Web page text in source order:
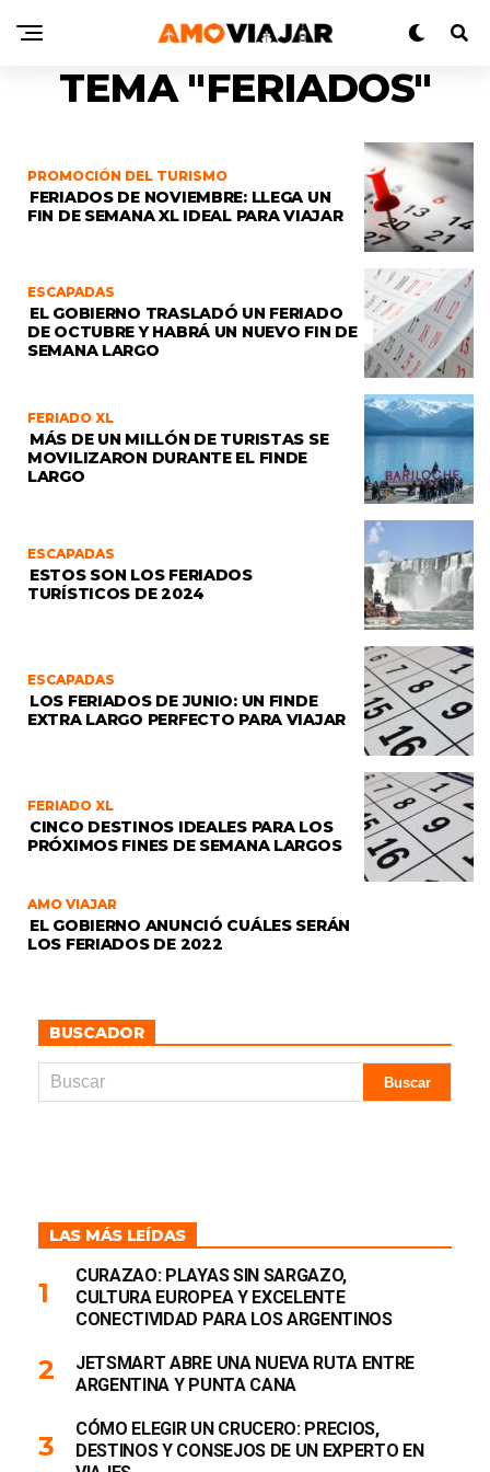
TEMA "FERIADOS"
PROMOCIÓN DEL TURISMO
FERIADOS DE NOVIEMBRE: LLEGA UN
FIN DE SEMANA XL IDEAL PARA VIAJAR
ESCAPADAS
EL GOBIERNO TRASLADÓ UN FERIADO
DE OCTUBRE Y HABRÁ UN NUEVO FIN DE
SEMANA LARGO
FERIADO XL
MÁS DE UN MILLÓN DE TURISTAS SE
MOVILIZARON DURANTE EL FINDE
LARGO
ESCAPADAS
ESTOS SON LOS FERIADOS
TURÍSTICOS DE 2024
ESCAPADAS
LOS FERIADOS DE JUNIO: UN FINDE
EXTRA LARGO PERFECTO PARA VIAJAR
FERIADO XL
CINCO DESTINOS IDEALES PARA LOS
PRÓXIMOS FINES DE SEMANA LARGOS
AMO VIAJAR
EL GOBIERNO ANUNCIÓ CUÁLES SERÁN
LOS FERIADOS DE 2022
BUSCADOR
LAS MÁS LEÍDAS
CURAZAO: PLAYAS SIN SARGAZO,
CULTURA EUROPEA Y EXCELENTE
CONECTIVIDAD PARA LOS ARGENTINOS
JETSMART ABRE UNA NUEVA RUTA ENTRE
ARGENTINA Y PUNTA CANA
CÓMO ELEGIR UN CRUCERO: PRECIOS,
DESTINOS Y CONSEJOS DE UN EXPERTO EN